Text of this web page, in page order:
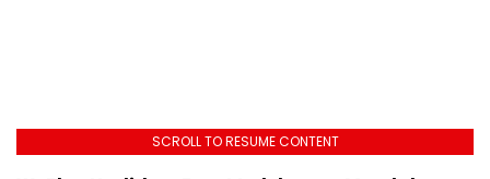
SCROLL TO RESUME CONTENT